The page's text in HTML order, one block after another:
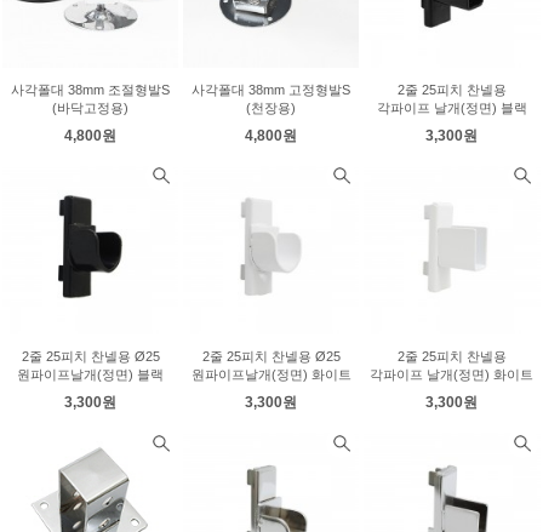
사각폴대 38mm 조절형발S
(바닥고정용)
4,800원
사각폴대 38mm 고정형발S
(천장용)
4,800원
2줄 25피치 찬넬용
각파이프 날개(정면) 블랙
3,300원
2줄 25피치 찬넬용 Ø25
원파이프날개(정면) 블랙
3,300원
2줄 25피치 찬넬용 Ø25
원파이프날개(정면) 화이트
3,300원
2줄 25피치 찬넬용
각파이프 날개(정면) 화이트
3,300원